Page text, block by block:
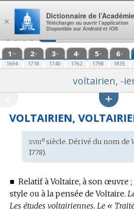
Aller au contenu
1 re
1694
2e
1718
3e
1740
4e
1762
5e
1798
6e
1835
voltairien, -
VOLTAIRIEN,
Étymologie
:
xviiiesiècle. Dérivé du nom de
1778).
■ Relatif à Voltaire, à son œuvre
style ou à la pensée de Voltaire.
Les études voltairiennes. Le «
×
Dictionnaire de l’Académie
Télécharger ou ouvrir l’application
Disponible sur Android et iOS